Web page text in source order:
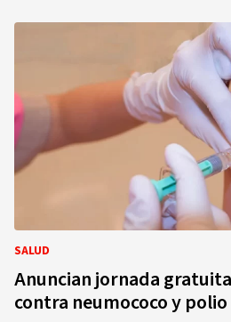
SALUD
Anuncian jornada
contra neumococo y polio